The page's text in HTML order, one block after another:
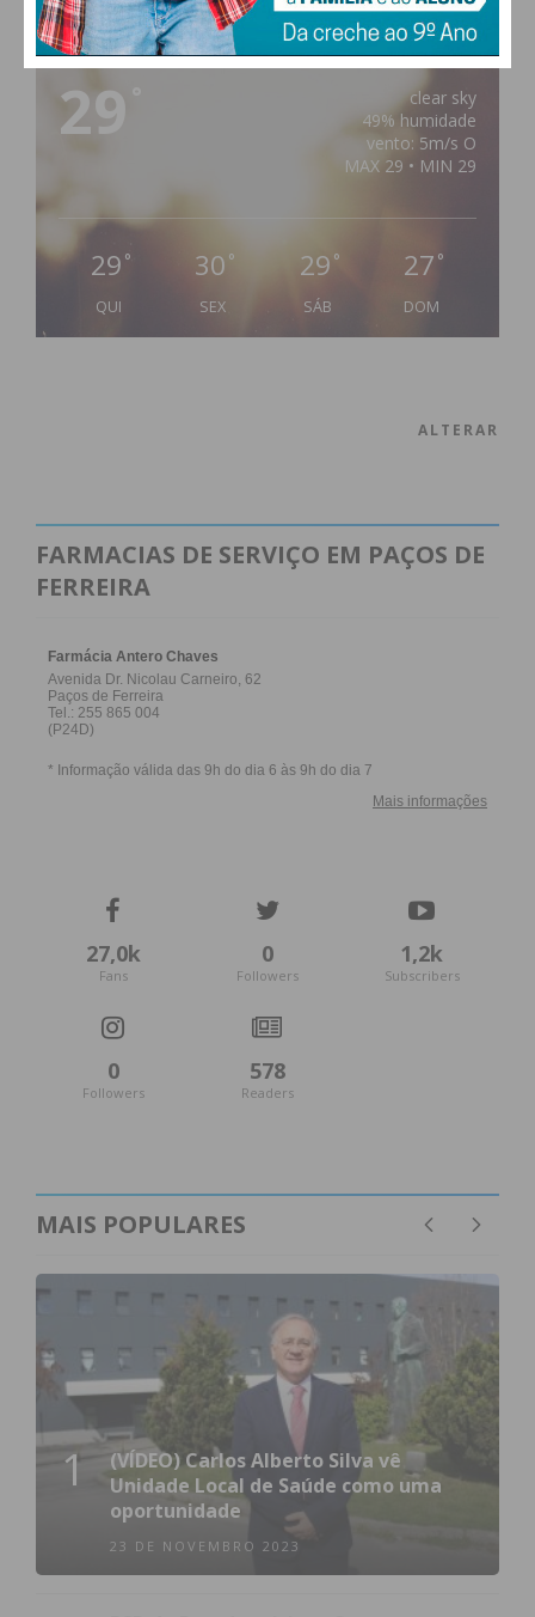
PAÇOS DE FERREIRA
29
clear sky
49% humidade
vento: 5m/s O
MAX 29 • MIN 29
29 °
QUI
30 °
SEX
29 °
SÁB
27 °
DOM
ALTERAR
FARMACIAS DE SERVIÇO EM PAÇOS DE
FERREIRA
27,0k
Fans
0
Followers
1,2k
Subscribers
0
Followers
578
Readers
MAIS POPULARES
1
(VÍDEO) Carlos Alberto Silva vê
Unidade Local de Saúde como uma
oportunidade
23 DE NOVEMBRO 2023